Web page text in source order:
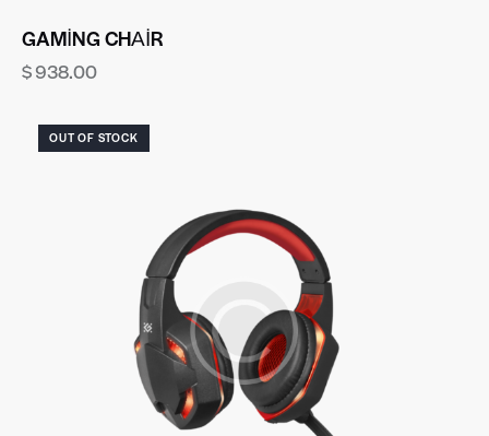
GAMING CHAIR
$938.00
OUT OF STOCK